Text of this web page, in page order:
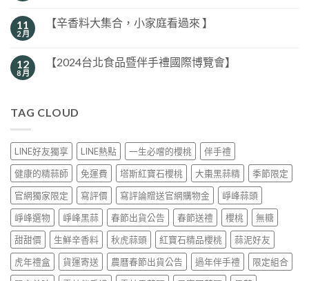
11
2 月
【辛香料大集合，小家庭看過來 】
12
8 月
【2024台北食品暨伴手禮國際博覽會】
TAG CLOUD
LINE好友獨享 LINE熱點 一生必嚐的櫻桃
伴手禮
健康的精蒜師
免運費 塔斯紅寶石櫻桃 大棗黑蒜精
季節限定
官網獨家限定
寫評價 寫評論贈送官網購物金
崢峰蒜頭
崢峰選物
崢峰黑蒜 春節出貨公告 春節送禮 櫻桃
無糖
甜甜價
生鮮辛香料 秋虎蒜頭 紅寶石精品櫻桃
蒜泥好友
虎年禮盒
貨運寄送 農曆春節出貨公告 過年伴手禮
限定組合